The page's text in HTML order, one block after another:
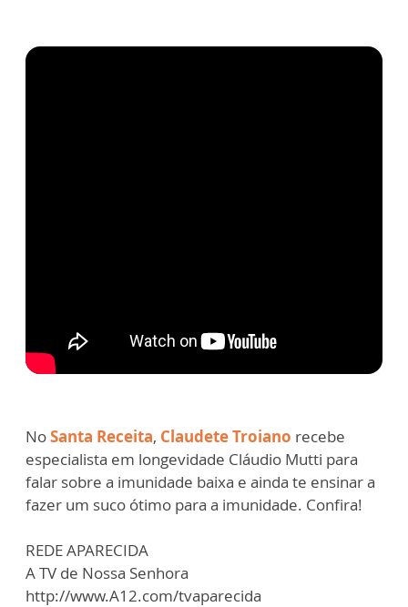
NoSanta Receita, Claudete Troiano recebe
especialista em longevidade Cláudio Mutti para
falar sobre a imunidade baixa e ainda te ensinar a
fazer um suco ótimo para a imunidade. Confira!
REDE APARECIDA
A TV de Nossa Senhora
http://www.A12.com/tvaparecida